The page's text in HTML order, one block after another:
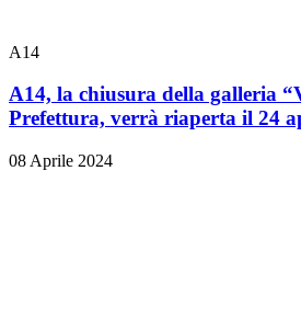
A14
A14, la chiusura della galleria
Prefettura, verrà riaperta il 24
08 Aprile 2024